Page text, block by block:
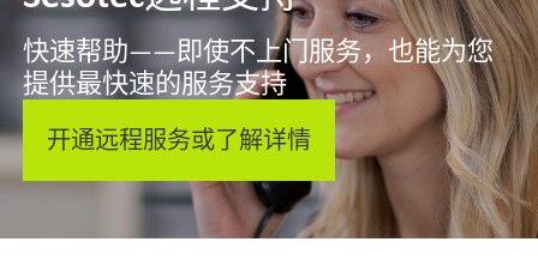
快速帮助——即使不上门服务，也能为您
提供最快速的服务支持
开通远程服务或了解详情